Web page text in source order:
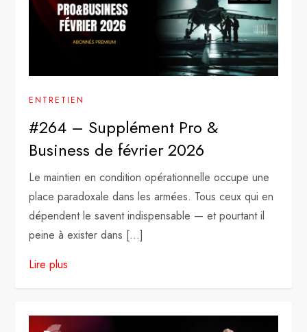
ENTRETIEN
#264 – Supplément Pro &
Business de février 2026
Le maintien en condition opérationnelle occupe une
place paradoxale dans les armées. Tous ceux qui en
dépendent le savent indispensable — et pourtant il
peine à exister dans […]
Lire plus